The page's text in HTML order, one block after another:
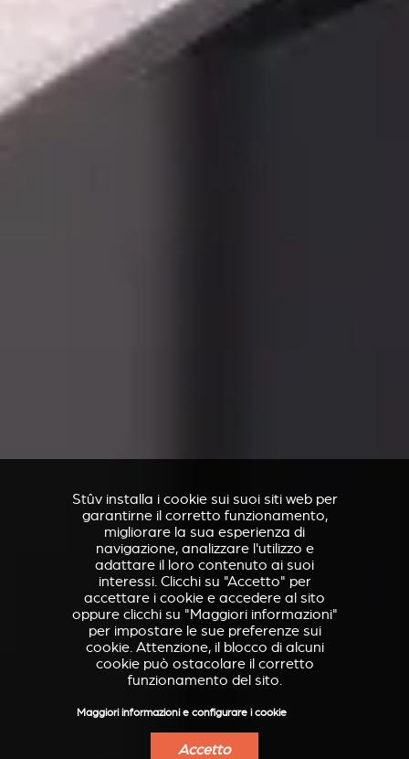
Stûv installa i cookie sui suoi siti web per
garantirne il corretto funzionamento,
migliorare la sua esperienza di
navigazione, analizzare l'utilizzo e
adattare il loro contenuto ai suoi
interessi. Clicchi su "Accetto" per
accettare i cookie e accedere al sito
oppure clicchi su "Maggiori informazioni"
per impostare le sue preferenze sui
cookie. Attenzione, il blocco di alcuni
cookie può ostacolare il corretto
funzionamento del sito.
Maggiori informazioni e configurare i cookie
Accetto